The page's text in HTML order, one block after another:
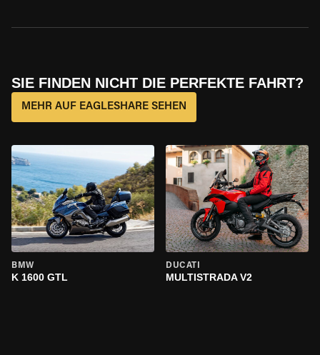
SIE FINDEN NICHT DIE PERFEKTE FAHRT?
MEHR AUF EAGLESHARE SEHEN
BMW
K 1600 GTL
DUCATI
MULTISTRADA V2